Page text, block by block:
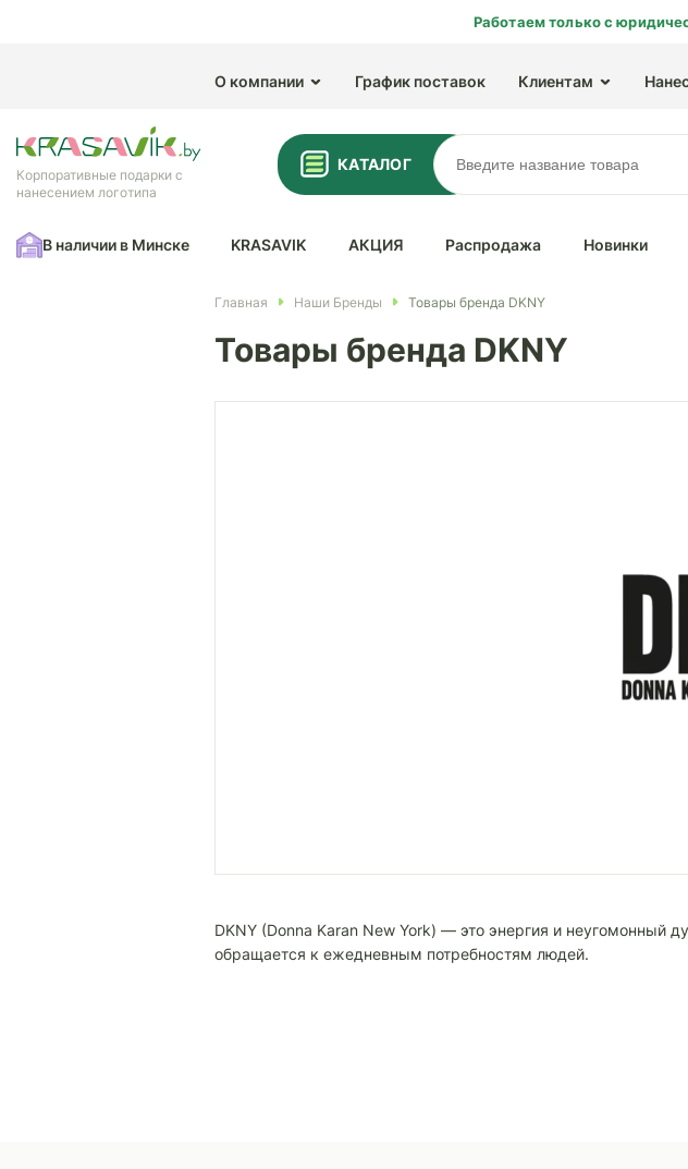
Работаем только с
О компании График поставок Клиентам
Корпоративные подарки с
нанесением логотипа
КАТАЛОГ
В наличии в Минске KRASAVIK АКЦИЯ Распродажа Новинки
Главная Наши Бренды Товары бренда DKNY
Товары бренда DKNY
DKNY (Donna Karan New York) — это энергия и
обращается к ежедневным потребностям людей.